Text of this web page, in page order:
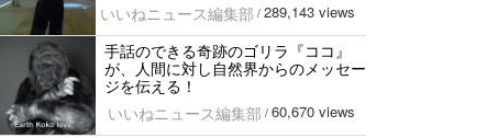
いいねニュース編集部 / 289,143 views
手話のできる奇跡のゴリラ『ココ』
が、人間に対し自然界からのメッセー
ジを伝える！
いいねニュース編集部 / 60,670 views